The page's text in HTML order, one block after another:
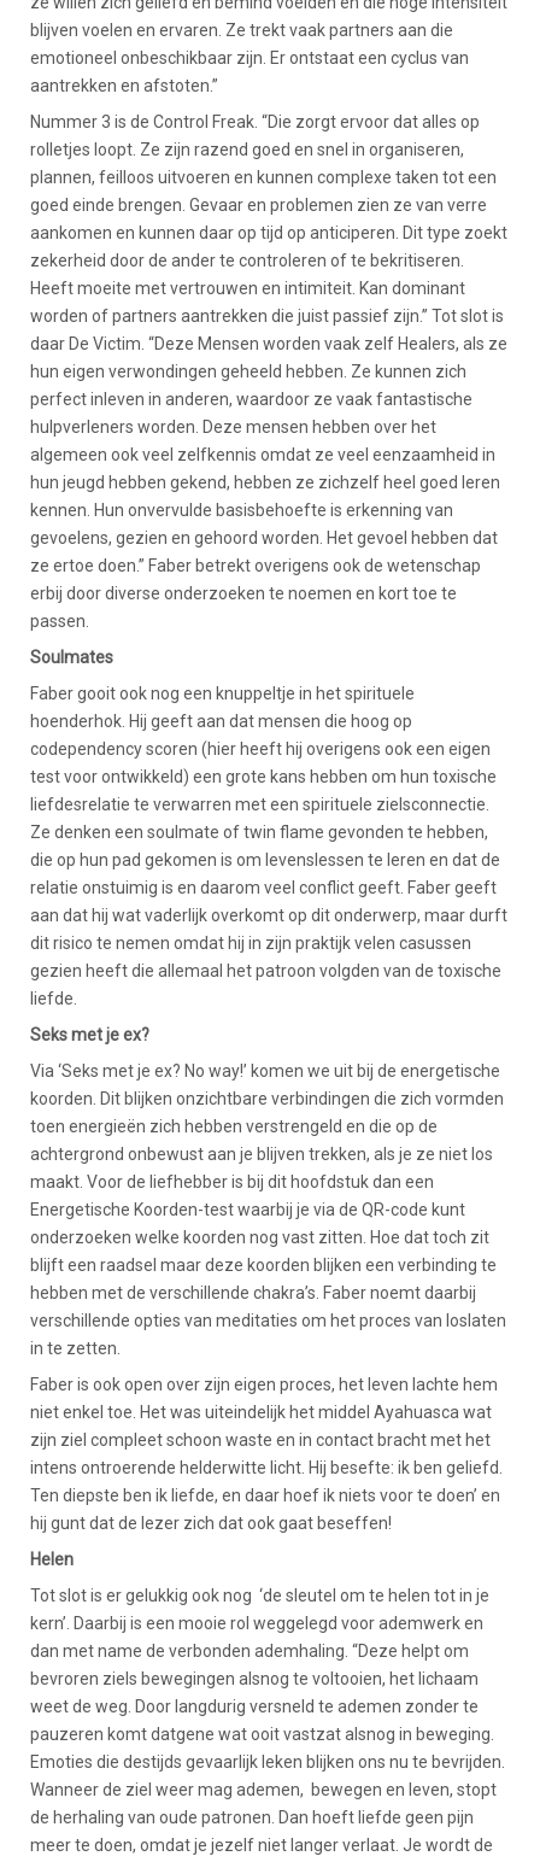
blijven voelen en ervaren. Ze trekt vaak partners aan die
emotioneel onbeschikbaar zijn. Er ontstaat een cyclus van
aantrekken en afstoten.”
Nummer 3 is de Control Freak. “Die zorgt ervoor dat alles op
rolletjes loopt. Ze zijn razend goed en snel in organiseren,
plannen, feilloos uitvoeren en kunnen complexe taken tot een
goed einde brengen. Gevaar en problemen zien ze van verre
aankomen en kunnen daar op tijd op anticiperen. Dit type zoekt
zekerheid door de ander te controleren of te bekritiseren.
Heeft moeite met vertrouwen en intimiteit. Kan dominant
worden of partners aantrekken die juist passief zijn.” Tot slot is
daar De Victim. “Deze Mensen worden vaak zelf Healers, als ze
hun eigen verwondingen geheeld hebben. Ze kunnen zich
perfect inleven in anderen, waardoor ze vaak fantastische
hulpverleners worden. Deze mensen hebben over het
algemeen ook veel zelfkennis omdat ze veel eenzaamheid in
hun jeugd hebben gekend, hebben ze zichzelf heel goed leren
kennen. Hun onvervulde basisbehoefte is erkenning van
gevoelens, gezien en gehoord worden. Het gevoel hebben dat
ze ertoe doen.” Faber betrekt overigens ook de wetenschap
erbij door diverse onderzoeken te noemen en kort toe te
passen.
Soulmates
Faber gooit ook nog een knuppeltje in het spirituele
hoenderhok. Hij geeft aan dat mensen die hoog op
codependency scoren (hier heeft hij overigens ook een eigen
test voor ontwikkeld) een grote kans hebben om hun toxische
liefdesrelatie te verwarren met een spirituele zielsconnectie.
Ze denken een soulmate of twin flame gevonden te hebben,
die op hun pad gekomen is om levenslessen te leren en dat de
relatie onstuimig is en daarom veel conflict geeft. Faber geeft
aan dat hij wat vaderlijk overkomt op dit onderwerp, maar durft
dit risico te nemen omdat hij in zijn praktijk velen casussen
gezien heeft die allemaal het patroon volgden van de toxische
liefde.
Seks met je ex?
Via ‘Seks met je ex? No way!’ komen we uit bij de energetische
koorden. Dit blijken onzichtbare verbindingen die zich vormden
toen energieën zich hebben verstrengeld en die op de
achtergrond onbewust aan je blijven trekken, als je ze niet los
maakt. Voor de liefhebber is bij dit hoofdstuk dan een
Energetische Koorden-test waarbij je via de QR-code kunt
onderzoeken welke koorden nog vast zitten. Hoe dat toch zit
blijft een raadsel maar deze koorden blijken een verbinding te
hebben met de verschillende chakra’s. Faber noemt daarbij
verschillende opties van meditaties om het proces van loslaten
in te zetten.
Faber is ook open over zijn eigen proces, het leven lachte hem
niet enkel toe. Het was uiteindelijk het middel Ayahuasca wat
zijn ziel compleet schoon waste en in contact bracht met het
intens ontroerende helderwitte licht. Hij besefte: ik ben geliefd.
Ten diepste ben ik liefde, en daar hoef ik niets voor te doen’ en
hij gunt dat de lezer zich dat ook gaat beseffen!
Helen
Tot slot is er gelukkig ook nog ‘de sleutel om te helen tot in je
kern’. Daarbij is een mooie rol weggelegd voor ademwerk en
dan met name de verbonden ademhaling. “Deze helpt om
bevroren ziels bewegingen alsnog te voltooien, het lichaam
weet de weg. Door langdurig versneld te ademen zonder te
pauzeren komt datgene wat ooit vastzat alsnog in beweging.
Emoties die destijds gevaarlijk leken blijken ons nu te bevrijden.
Wanneer de ziel weer mag ademen, bewegen en leven, stopt
de herhaling van oude patronen. Dan hoeft liefde geen pijn
meer te doen, omdat je jezelf niet langer verlaat. Je wordt de